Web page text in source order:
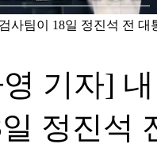
사팀이 18일 정진석 전
기자]
정진석